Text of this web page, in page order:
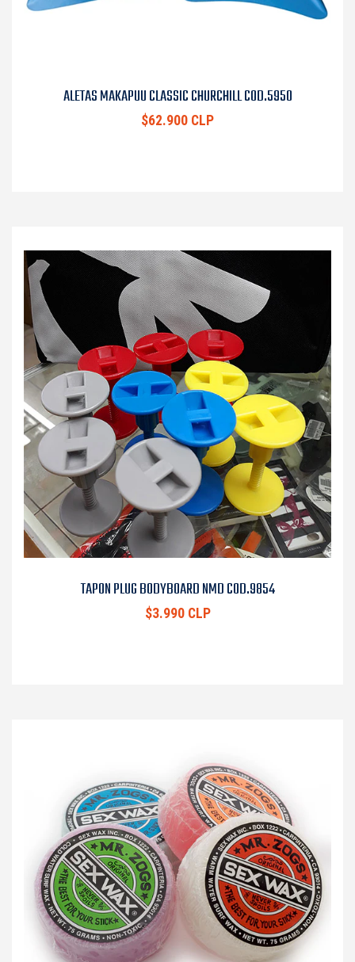
ALETAS MAKAPUU CLASSIC CHURCHILL COD.5950
$62.900 CLP
TAPON PLUG BODYBOARD NMD COD.9854
$3.990 CLP